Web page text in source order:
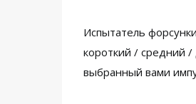
Испытатель
короткий / средний
выбранный вами